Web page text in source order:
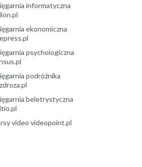
informatyczna
ekonomiczna
psychologiczna
podróżnika
beletrystyczna
video videopoint.pl